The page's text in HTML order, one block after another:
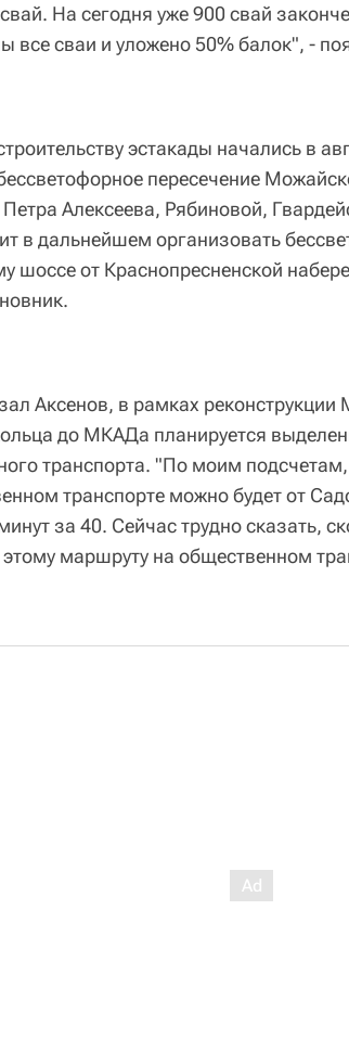
На сегодня уже 900 свай
все сваи и уложено 50% балок", -
эстакады начались в
пересечение
Алексеева, Рябиновой,
в дальнейшем организовать
шоссе от Краснопресненской
Аксенов, в рамках
до МКАДа планируется
транспорта. "По моим
транспорте можно будет от
за 40. Сейчас трудно сказать,
маршруту на общественном